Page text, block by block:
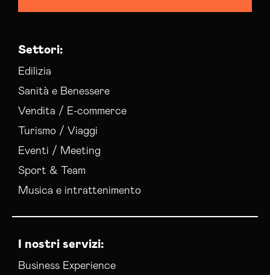
Settori:
Edilizia
Sanità e Benessere
Vendita / E-commerce
Turismo / Viaggi
Eventi / Meeting
Sport & Team
Musica e intrattenimento
I nostri servizi:
Business Experience